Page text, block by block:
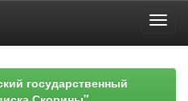
государственный